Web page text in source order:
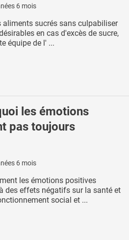
6 mois
aliments sucrés sans culpabiliser
en cas d'excès de sucre,
équipe de l' ...
les émotions
pas toujours
6 mois
les émotions positives
des effets négatifs sur la santé et
social et ...